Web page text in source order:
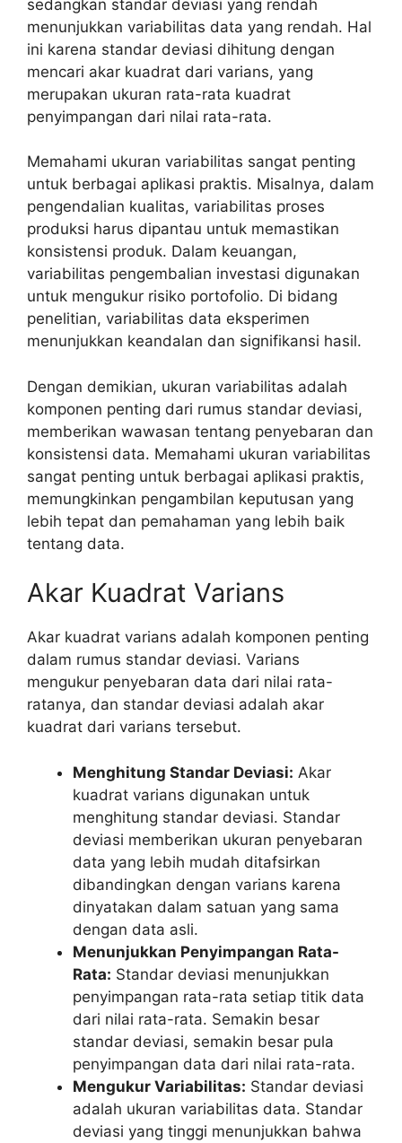
sedangkan standar deviasi yang rendah
menunjukkan variabilitas data yang rendah. Hal
ini karena standar deviasi dihitung dengan
mencari akar kuadrat dari varians, yang
merupakan ukuran rata-rata kuadrat
penyimpangan dari nilai rata-rata.
Memahami ukuran variabilitas sangat penting
untuk berbagai aplikasi praktis. Misalnya, dalam
pengendalian kualitas, variabilitas proses
produksi harus dipantau untuk memastikan
konsistensi produk. Dalam keuangan,
variabilitas pengembalian investasi digunakan
untuk mengukur risiko portofolio. Di bidang
penelitian, variabilitas data eksperimen
menunjukkan keandalan dan signifikansi hasil.
Dengan demikian, ukuran variabilitas adalah
komponen penting dari rumus standar deviasi,
memberikan wawasan tentang penyebaran dan
konsistensi data. Memahami ukuran variabilitas
sangat penting untuk berbagai aplikasi praktis,
memungkinkan pengambilan keputusan yang
lebih tepat dan pemahaman yang lebih baik
tentang data.
Akar Kuadrat Varians
Akar kuadrat varians adalah komponen penting
dalam rumus standar deviasi. Varians
mengukur penyebaran data dari nilai rata-
ratanya, dan standar deviasi adalah akar
kuadrat dari varians tersebut.
Menghitung Standar Deviasi: Akar
kuadrat varians digunakan untuk
menghitung standar deviasi. Standar
deviasi memberikan ukuran penyebaran
data yang lebih mudah ditafsirkan
dibandingkan dengan varians karena
dinyatakan dalam satuan yang sama
dengan data asli.
Menunjukkan Penyimpangan Rata-
Rata: Standar deviasi menunjukkan
penyimpangan rata-rata setiap titik data
dari nilai rata-rata. Semakin besar
standar deviasi, semakin besar pula
penyimpangan data dari nilai rata-rata.
Mengukur Variabilitas: Standar deviasi
adalah ukuran variabilitas data. Standar
deviasi yang tinggi menunjukkan bahwa